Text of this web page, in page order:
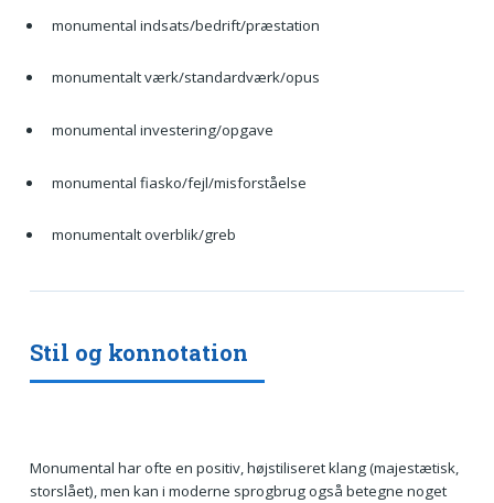
monumental indsats/bedrift/præstation
monumentalt værk/standardværk/opus
monumental investering/opgave
monumental fiasko/fejl/misforståelse
monumentalt overblik/greb
Stil og konnotation
Monumental har ofte en positiv, højstiliseret klang (majestætisk,
storslået), men kan i moderne sprogbrug også betegne noget